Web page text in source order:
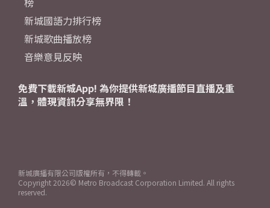
新城國語力排行榜
新城歌曲播放榜
音樂意見反映
免費下載新城App! 為你提供新城廣播節目直播及重
溫，體現資訊分享無界限！
新城廣播有限公司版權所有，不得轉載。
Copyright 2026© Metro Broadcast Corporation Limited. All rights
reserved.